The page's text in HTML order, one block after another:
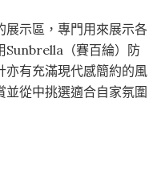
展示區，專門用來展示各
Sunbrella（賽百綸）防
亦有充滿現代感簡約的風
從中挑選適合自家氛圍